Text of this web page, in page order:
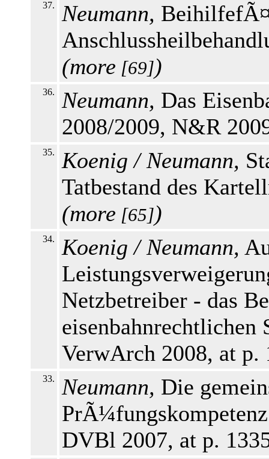
37. Neumann,
(more [69])
36. Neumann, Das
2008/2009, N&R
35. Koenig / Neumann,
Tatbestand des
(more [65])
34. Koenig / Neumann,
Netzbetreiber - das
eisenbahnrechtlichen
VerwArch 2008, at
33. Neumann, Die
DVBl 2007, at p.